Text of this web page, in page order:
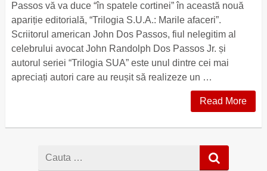
Passos vă va duce “în spatele cortinei” în această nouă
apariție editorială, “Trilogia S.U.A.: Marile afaceri”.
Scriitorul american John Dos Passos, fiul nelegitim al
celebrului avocat John Randolph Dos Passos Jr. și
autorul seriei “Trilogia SUA” este unul dintre cei mai
apreciați autori care au reușit să realizeze un …
Read More
Cauta